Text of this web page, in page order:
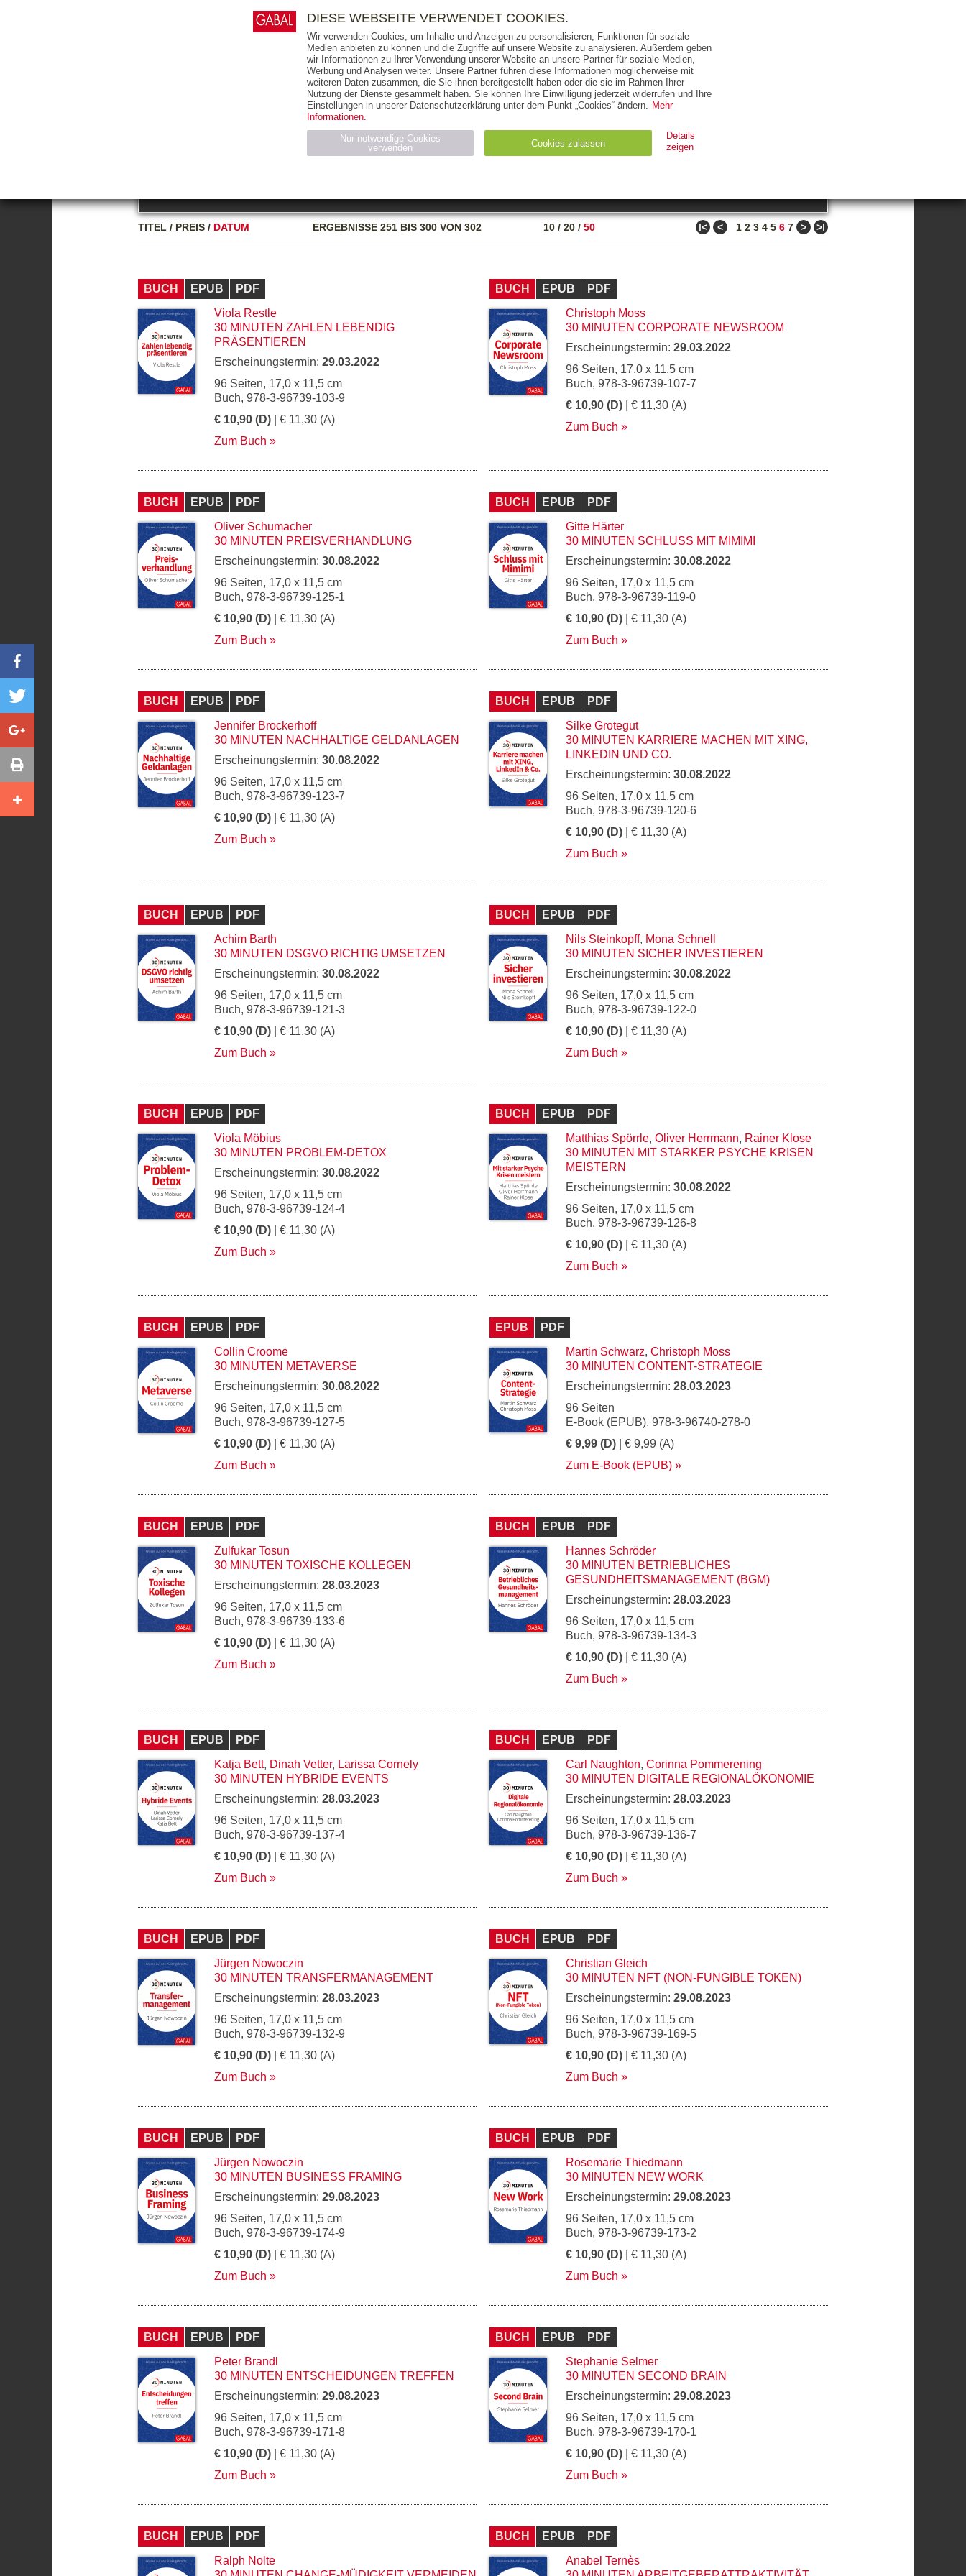
AUSGABEART AUS DER REIHE ZUM THEMA
TITEL / PREIS / DATUM ERGEBNISSE251 BIS 300 VON 302 10 / 20 / 50 ǀ< < 1 2 3 4 5 6 7 > >ǀ
BUCH EPUB
PDF
Viola Restle
30 MINUTEN ZAHLEN LEBENDIG
PRÄSENTIEREN
Erscheinungstermin: 29.03.2022
96 Seiten, 17,0 x 11,5 cm
Buch, 978-3-96739-103-9
€ 10,90 (D) | € 11,30 (A)
Zum Buch
BUCH EPUB
PDF
Christoph Moss
30 MINUTEN CORPORATE NEWSROOM
Erscheinungstermin: 29.03.2022
96 Seiten, 17,0 x 11,5 cm
Buch, 978-3-96739-107-7
€ 10,90 (D) | € 11,30 (A)
Zum Buch
BUCH EPUB
PDF
Oliver Schumacher
30 MINUTEN PREISVERHANDLUNG
Erscheinungstermin: 30.08.2022
96 Seiten, 17,0 x 11,5 cm
Buch, 978-3-96739-125-1
€ 10,90 (D) | € 11,30 (A)
Zum Buch
BUCH EPUB
PDF
Gitte Härter
30 MINUTEN SCHLUSS MIT MIMIMI
Erscheinungstermin: 30.08.2022
96 Seiten, 17,0 x 11,5 cm
Buch, 978-3-96739-119-0
€ 10,90 (D) | € 11,30 (A)
Zum Buch
BUCH EPUB
PDF
Jennifer Brockerhoff
30 MINUTEN NACHHALTIGE GELDANLAGEN
Erscheinungstermin: 30.08.2022
96 Seiten, 17,0 x 11,5 cm
Buch, 978-3-96739-123-7
€ 10,90 (D) | € 11,30 (A)
Zum Buch
BUCH EPUB
PDF
Silke Grotegut
30 MINUTEN KARRIERE MACHEN MIT XING,
LINKEDIN UND CO.
Erscheinungstermin: 30.08.2022
96 Seiten, 17,0 x 11,5 cm
Buch, 978-3-96739-120-6
€ 10,90 (D) | € 11,30 (A)
Zum Buch
BUCH EPUB
PDF
Achim Barth
30 MINUTEN DSGVO RICHTIG UMSETZEN
Erscheinungstermin: 30.08.2022
96 Seiten, 17,0 x 11,5 cm
Buch, 978-3-96739-121-3
€ 10,90 (D) | € 11,30 (A)
Zum Buch
BUCH EPUB
PDF
Nils Steinkopff, Mona Schnell
30 MINUTEN SICHER INVESTIEREN
Erscheinungstermin: 30.08.2022
96 Seiten, 17,0 x 11,5 cm
Buch, 978-3-96739-122-0
€ 10,90 (D) | € 11,30 (A)
Zum Buch
BUCH EPUB
PDF
Viola Möbius
30 MINUTEN PROBLEM-DETOX
Erscheinungstermin: 30.08.2022
96 Seiten, 17,0 x 11,5 cm
Buch, 978-3-96739-124-4
€ 10,90 (D) | € 11,30 (A)
Zum Buch
BUCH EPUB
PDF
Matthias Spörrle, Oliver Herrmann, Rainer Klose
30 MINUTEN MIT STARKER PSYCHE KRISEN
MEISTERN
Erscheinungstermin: 30.08.2022
96 Seiten, 17,0 x 11,5 cm
Buch, 978-3-96739-126-8
€ 10,90 (D) | € 11,30 (A)
Zum Buch
BUCH EPUB
PDF
Collin Croome
30 MINUTEN METAVERSE
Erscheinungstermin: 30.08.2022
96 Seiten, 17,0 x 11,5 cm
Buch, 978-3-96739-127-5
€ 10,90 (D) | € 11,30 (A)
Zum Buch
EPUB
PDF
Martin Schwarz, Christoph Moss
30 MINUTEN CONTENT-STRATEGIE
Erscheinungstermin: 28.03.2023
96 Seiten
E-Book (EPUB), 978-3-96740-278-0
€ 9,99 (D) | € 9,99 (A)
Zum E-Book (EPUB)
BUCH EPUB
PDF
Zulfukar Tosun
30 MINUTEN TOXISCHE KOLLEGEN
Erscheinungstermin: 28.03.2023
96 Seiten, 17,0 x 11,5 cm
Buch, 978-3-96739-133-6
€ 10,90 (D) | € 11,30 (A)
Zum Buch
BUCH EPUB
PDF
Hannes Schröder
30 MINUTEN BETRIEBLICHES
GESUNDHEITSMANAGEMENT (BGM)
Erscheinungstermin: 28.03.2023
96 Seiten, 17,0 x 11,5 cm
Buch, 978-3-96739-134-3
€ 10,90 (D) | € 11,30 (A)
Zum Buch
BUCH EPUB
PDF
Katja Bett, Dinah Vetter, Larissa Cornely
30 MINUTEN HYBRIDE EVENTS
Erscheinungstermin: 28.03.2023
96 Seiten, 17,0 x 11,5 cm
Buch, 978-3-96739-137-4
€ 10,90 (D) | € 11,30 (A)
Zum Buch
BUCH EPUB
PDF
Carl Naughton, Corinna Pommerening
30 MINUTEN DIGITALE REGIONALÖKONOMIE
Erscheinungstermin: 28.03.2023
96 Seiten, 17,0 x 11,5 cm
Buch, 978-3-96739-136-7
€ 10,90 (D) | € 11,30 (A)
Zum Buch
BUCH EPUB
PDF
Jürgen Nowoczin
30 MINUTEN TRANSFERMANAGEMENT
Erscheinungstermin: 28.03.2023
96 Seiten, 17,0 x 11,5 cm
Buch, 978-3-96739-132-9
€ 10,90 (D) | € 11,30 (A)
Zum Buch
BUCH EPUB
PDF
Christian Gleich
30 MINUTEN NFT (NON-FUNGIBLE TOKEN)
Erscheinungstermin: 29.08.2023
96 Seiten, 17,0 x 11,5 cm
Buch, 978-3-96739-169-5
€ 10,90 (D) | € 11,30 (A)
Zum Buch
BUCH EPUB
PDF
Jürgen Nowoczin
30 MINUTEN BUSINESS FRAMING
Erscheinungstermin: 29.08.2023
96 Seiten, 17,0 x 11,5 cm
Buch, 978-3-96739-174-9
€ 10,90 (D) | € 11,30 (A)
Zum Buch
BUCH EPUB
PDF
Rosemarie Thiedmann
30 MINUTEN NEW WORK
Erscheinungstermin: 29.08.2023
96 Seiten, 17,0 x 11,5 cm
Buch, 978-3-96739-173-2
€ 10,90 (D) | € 11,30 (A)
Zum Buch
BUCH EPUB
PDF
Peter Brandl
30 MINUTEN ENTSCHEIDUNGEN TREFFEN
Erscheinungstermin: 29.08.2023
96 Seiten, 17,0 x 11,5 cm
Buch, 978-3-96739-171-8
€ 10,90 (D) | € 11,30 (A)
Zum Buch
BUCH EPUB
PDF
Stephanie Selmer
30 MINUTEN SECOND BRAIN
Erscheinungstermin: 29.08.2023
96 Seiten, 17,0 x 11,5 cm
Buch, 978-3-96739-170-1
€ 10,90 (D) | € 11,30 (A)
Zum Buch
BUCH EPUB
PDF
Ralph Nolte
BUCH EPUB
PDF
Anabel Ternès
E-BOOKS AUDIO-CDS MP3 NON-BOOKS
THEMEN AUTOREN VERLAG
RIGHTS PRESSE HANDEL FÜR UNTERNEHMEN
DIESE WEBSEITE VERWENDET COOKIES.
Wir verwenden Cookies, um Inhalte und Anzeigen zu personalisieren, Funktionen für soziale
Medien anbieten zu können und die Zugriffe auf unsere Website zu analysieren. Außerdem geben
wir Informationen zu Ihrer Verwendung unserer Website an unsere Partner für soziale Medien,
Werbung und Analysen weiter. Unsere Partner führen diese Informationen möglicherweise mit
weiteren Daten zusammen, die Sie ihnen bereitgestellt haben oder die sie im Rahmen Ihrer
Nutzung der Dienste gesammelt haben. Sie können Ihre Einwilligung jederzeit widerrufen und Ihre
Einstellungen in unserer Datenschutzerklärung unter dem Punkt „Cookies“ ändern. Mehr
Informationen.
Nur notwendige Cookies
verwenden
Cookies zulassen
Details
zeigen
Name Anbieter Zweck Ablauf
Typ
CMS_SESSION_ID
gabal-
Wird für die Speicherung der Benutzer-Session verwendet HTTP